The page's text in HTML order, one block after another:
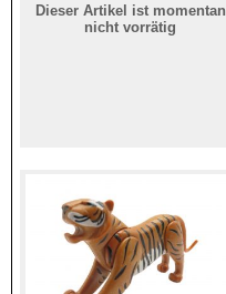
Dieser Artikel ist momentan
nicht vorrätig